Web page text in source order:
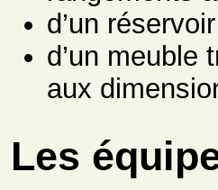
d’un
d’un meuble
aux
Les